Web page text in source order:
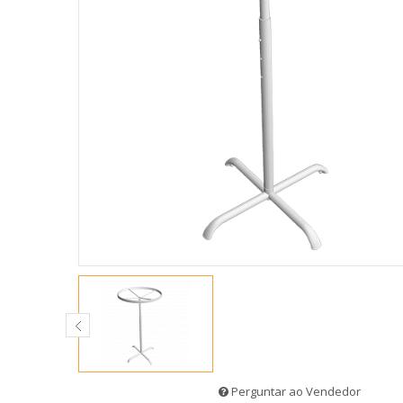
Perguntar ao Vendedor